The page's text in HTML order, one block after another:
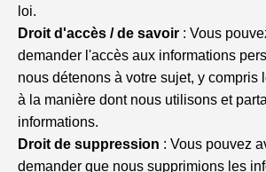
loi.
Droit d'accès / de savoir : Vous
demander l'accès aux informations
nous détenons à votre sujet, y compris
à la manière dont nous utilisons et
informations.
Droit de suppression : Vous pouvez
demander que nous supprimions les